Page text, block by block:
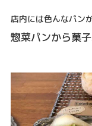
店内には色んなパン
惣菜パンから菓